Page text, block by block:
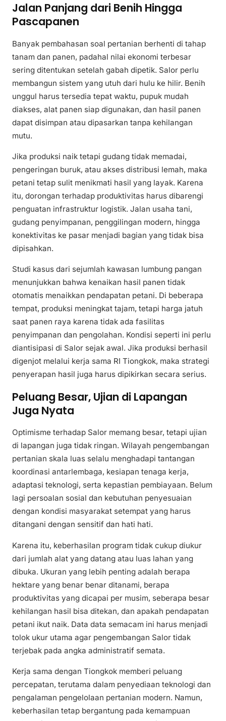
Jalan Panjang dari Benih Hingga
Pascapanen
Banyak pembahasan soal pertanian berhenti di tahap
tanam dan panen, padahal nilai ekonomi terbesar
sering ditentukan setelah gabah dipetik. Salor perlu
membangun sistem yang utuh dari hulu ke hilir. Benih
unggul harus tersedia tepat waktu, pupuk mudah
diakses, alat panen siap digunakan, dan hasil panen
dapat disimpan atau dipasarkan tanpa kehilangan
mutu.
Jika produksi naik tetapi gudang tidak memadai,
pengeringan buruk, atau akses distribusi lemah, maka
petani tetap sulit menikmati hasil yang layak. Karena
itu, dorongan terhadap produktivitas harus dibarengi
penguatan infrastruktur logistik. Jalan usaha tani,
gudang penyimpanan, penggilingan modern, hingga
konektivitas ke pasar menjadi bagian yang tidak bisa
dipisahkan.
Studi kasus dari sejumlah kawasan lumbung pangan
menunjukkan bahwa kenaikan hasil panen tidak
otomatis menaikkan pendapatan petani. Di beberapa
tempat, produksi meningkat tajam, tetapi harga jatuh
saat panen raya karena tidak ada fasilitas
penyimpanan dan pengolahan. Kondisi seperti ini perlu
diantisipasi di Salor sejak awal. Jika produksi berhasil
digenjot melalui kerja sama RI Tiongkok, maka strategi
penyerapan hasil juga harus dipikirkan secara serius.
Peluang Besar, Ujian di Lapangan
Juga Nyata
Optimisme terhadap Salor memang besar, tetapi ujian
di lapangan juga tidak ringan. Wilayah pengembangan
pertanian skala luas selalu menghadapi tantangan
koordinasi antarlembaga, kesiapan tenaga kerja,
adaptasi teknologi, serta kepastian pembiayaan. Belum
lagi persoalan sosial dan kebutuhan penyesuaian
dengan kondisi masyarakat setempat yang harus
ditangani dengan sensitif dan hati hati.
Karena itu, keberhasilan program tidak cukup diukur
dari jumlah alat yang datang atau luas lahan yang
dibuka. Ukuran yang lebih penting adalah berapa
hektare yang benar benar ditanami, berapa
produktivitas yang dicapai per musim, seberapa besar
kehilangan hasil bisa ditekan, dan apakah pendapatan
petani ikut naik. Data data semacam ini harus menjadi
tolok ukur utama agar pengembangan Salor tidak
terjebak pada angka administratif semata.
Kerja sama dengan Tiongkok memberi peluang
percepatan, terutama dalam penyediaan teknologi dan
pengalaman pengelolaan pertanian modern. Namun,
keberhasilan tetap bergantung pada kemampuan